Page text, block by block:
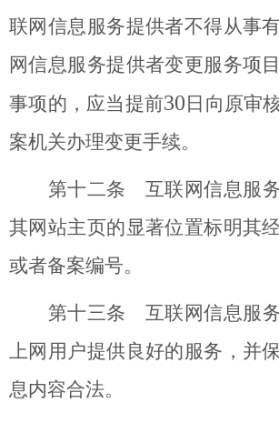
联网信息服务提供者不得从事
网信息服务提供者变更服务项
事项的，应当提前30 日向原审
案机关办理变更手续。
第十二条 互联网信息服
其网站主页的显著位置标明其
或者备案编号。
第十三条 互联网信息服
上网用户提供良好的服务，并
息内容合法。